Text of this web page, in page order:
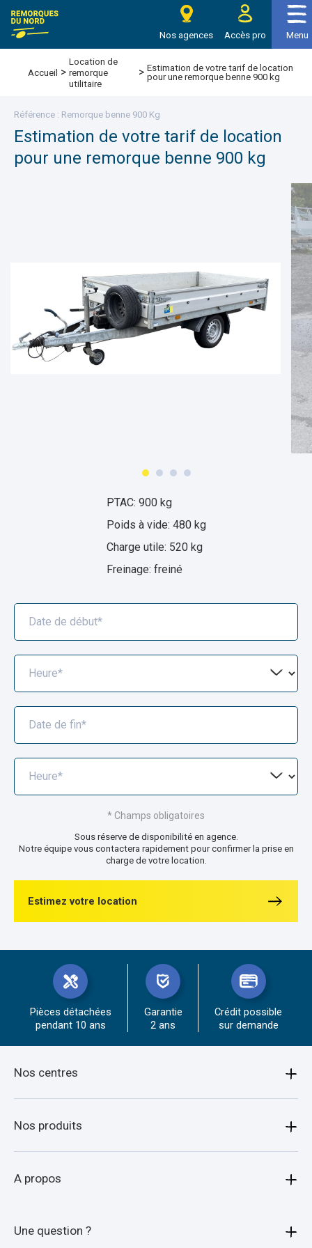
Remorques du nord
Nos agences Accès pro Menu
Accueil >
Location de
remorque
utilitaire
>Estimation de votre tarif de location
pour une remorque benne 900 kg
Référence : Remorque benne 900 Kg
Estimation de votre tarif de location
pour une remorque benne 900 kg
PTAC: 900 kg
Poids à vide: 480 kg
Charge utile: 520 kg
Freinage: freiné
Estimated
priceDate de début*
Heure*
Date de fin*
Heure*
* Champs obligatoires
Sous réserve de disponibilité en agence.
Notre équipe vous contactera rapidement pour confirmer la prise en
charge de votre location.
Estimez votre location
Pièces détachées
pendant 10 ans
Garantie
2 ans
Crédit possible
sur demande
Nos centres
Amiens
Arras
Boulogne-sur-mer
Nos produits
Porte quad
A propos
Qui sommes-nous ?
Une question ?